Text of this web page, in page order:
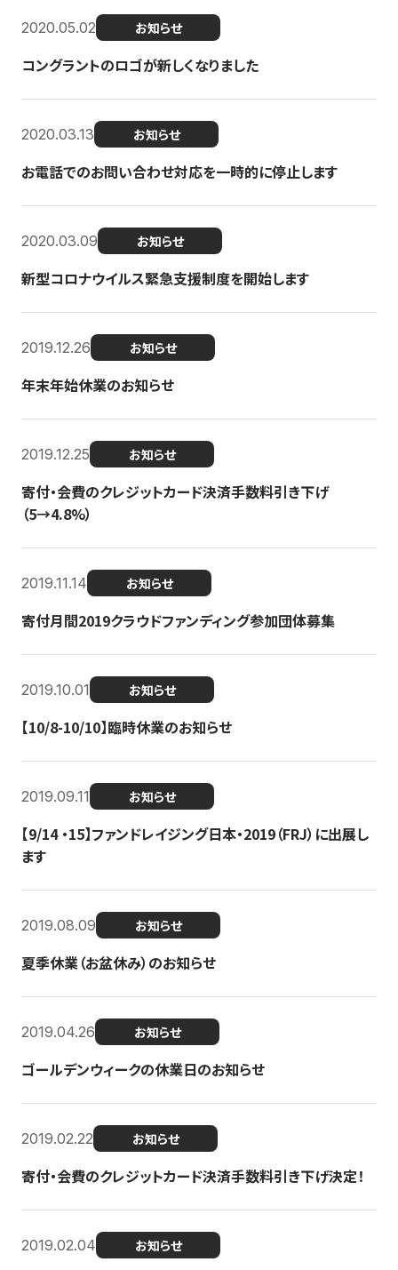
2020.05.02 お知らせ
コングラントのロゴが新しくなりました
2020.03.13 お知らせ
お電話でのお問い合わせ対応を一時的に停止します
2020.03.09 お知らせ
新型コロナウイルス緊急支援制度を開始します
2019.12.26 お知らせ
年末年始休業のお知らせ
2019.12.25 お知らせ
寄付・会費のクレジットカード決済手数料引き下げ
（5→4.8%）
2019.11.14 お知らせ
寄付月間2019クラウドファンディング参加団体募集
2019.10.01 お知らせ
【10/8-10/10】臨時休業のお知らせ
2019.09.11 お知らせ
【9/14 ・15】ファンドレイジング日本・2019（FRJ）に出展し
ます
2019.08.09 お知らせ
夏季休業（お盆休み）のお知らせ
2019.04.26 お知らせ
ゴールデンウィークの休業日のお知らせ
2019.02.22 お知らせ
寄付・会費のクレジットカード決済手数料引き下げ決定！
2019.02.04 お知らせ